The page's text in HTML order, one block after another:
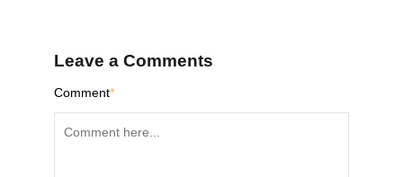
Leave a Comments
Comment*